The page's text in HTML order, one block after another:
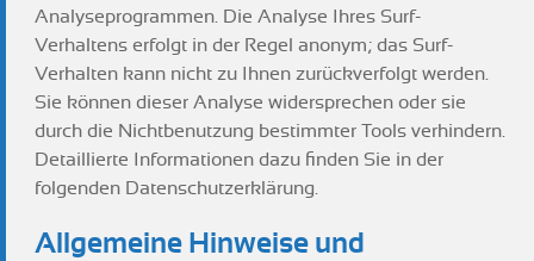
Analyseprogrammen. Die Analyse Ihres Surf-
Verhaltens erfolgt in der Regel anonym; das Surf-
Verhalten kann nicht zu Ihnen zurückverfolgt werden.
Sie können dieser Analyse widersprechen oder sie
durch die Nichtbenutzung bestimmter Tools verhindern.
Detaillierte Informationen dazu finden Sie in der
folgenden Datenschutzerklärung.
Allgemeine Hinweise und